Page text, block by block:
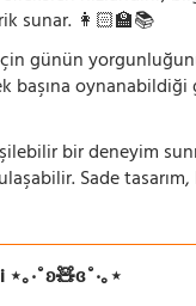
sunar. 👩🏻‍🏫📚
günün
başına
bir deneyim
Sade tasarım,
‧˚ʚ🧸ɞ˚‧｡⋆